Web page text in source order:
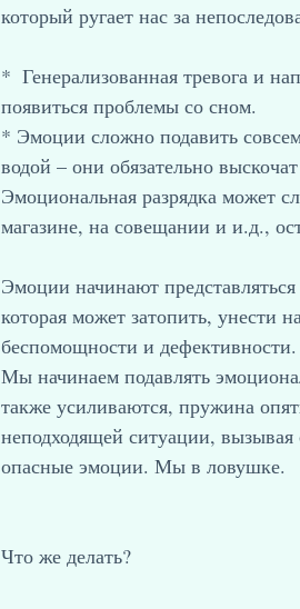
который ругает нас за
*  Генерализованная тревога и
появиться проблемы со сном.
* Эмоции сложно подавить
водой – они обязательно
Эмоциональная разрядка может
магазине, на совещании и и.д.,
Эмоции начинают
которая может затопить, унести
беспомощности и
Мы начинаем подавлять
также усиливаются, пружина
неподходящей ситуации,
опасные эмоции. Мы в ловушке.
Что же делать?